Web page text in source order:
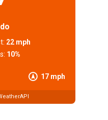
17 mph
22 mph
10%